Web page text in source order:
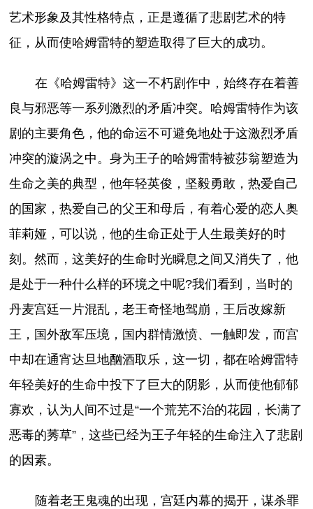
艺术形象及其性格特点，正是遵循了悲剧艺术的特
征，从而使哈姆雷特的塑造取得了巨大的成功。
在《哈姆雷特》这一不朽剧作中，始终存在着善
良与邪恶等一系列激烈的矛盾冲突。哈姆雷特作为该
剧的主要角色，他的命运不可避免地处于这激烈矛盾
冲突的漩涡之中。身为王子的哈姆雷特被莎翁塑造为
生命之美的典型，他年轻英俊，坚毅勇敢，热爱自己
的国家，热爱自己的父王和母后，有着心爱的恋人奥
菲莉娅，可以说，他的生命正处于人生最美好的时
刻。然而，这美好的生命时光瞬息之间又消失了，他
是处于一种什么样的环境之中呢?我们看到，当时的
丹麦宫廷一片混乱，老王奇怪地驾崩，王后改嫁新
王，国外敌军压境，国内群情激愤、一触即发，而宫
中却在通宵达旦地酗酒取乐，这一切，都在哈姆雷特
年轻美好的生命中投下了巨大的阴影，从而使他郁郁
寡欢，认为人间不过是“一个荒芜不治的花园，长满了
恶毒的莠草”，这些已经为王子年轻的生命注入了悲剧
的因素。
随着老王鬼魂的出现，宫廷内幕的揭开，谋杀罪